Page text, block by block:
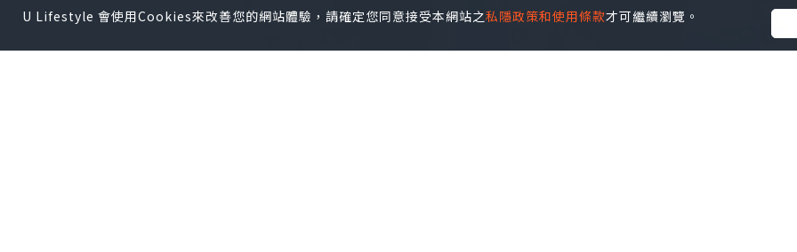
U Lifestyle 會使用Cookies來改善您的網站體驗，請確定您同意接受本網站之私隱政策和使用條款才可繼續瀏覽。